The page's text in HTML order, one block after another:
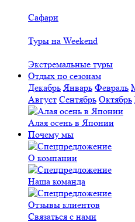
Сафари
Туры на Weekend
Экстремальные туры
Отдых по сезонам
Декабрь Январь Февраль
Август Сентябрь Октябрь
Алая осень в Японии
Почему мы
О компании
Наша команда
Отзывы клиентов
Связаться с нами